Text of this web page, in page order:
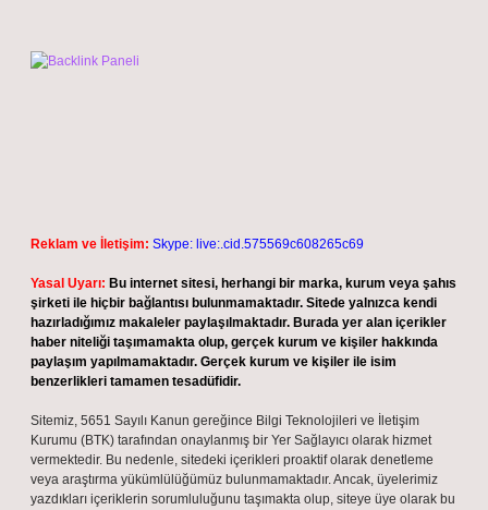
Reklam ve İletişim: Skype: live:.cid.575569c608265c69
Yasal Uyarı: Bu internet sitesi, herhangi bir marka, kurum veya şahıs
şirketi ile hiçbir bağlantısı bulunmamaktadır. Sitede yalnızca kendi
hazırladığımız makaleler paylaşılmaktadır. Burada yer alan içerikler
haber niteliği taşımamakta olup, gerçek kurum ve kişiler hakkında
paylaşım yapılmamaktadır. Gerçek kurum ve kişiler ile isim
benzerlikleri tamamen tesadüfidir.
Sitemiz, 5651 Sayılı Kanun gereğince Bilgi Teknolojileri ve İletişim
Kurumu (BTK) tarafından onaylanmış bir Yer Sağlayıcı olarak hizmet
vermektedir. Bu nedenle, sitedeki içerikleri proaktif olarak denetleme
veya araştırma yükümlülüğümüz bulunmamaktadır. Ancak, üyelerimiz
yazdıkları içeriklerin sorumluluğunu taşımakta olup, siteye üye olarak bu